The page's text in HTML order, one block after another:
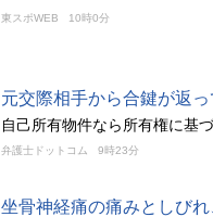
東スポWEB 10時0分
元交際相手から合鍵が返
自己所有物件なら所有権に基
弁護士ドットコム 9時23分
坐骨神経痛の痛みとしび